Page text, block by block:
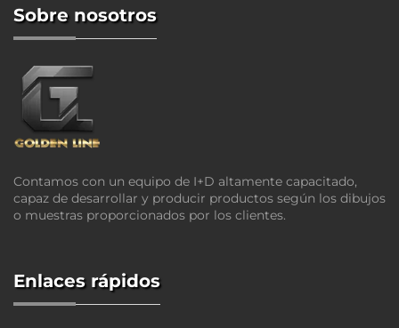
Sobre nosotros
Contamos con un equipo de I+D altamente capacitado,
capaz de desarrollar y producir productos según los dibujos
o muestras proporcionados por los clientes.
Enlaces rápidos